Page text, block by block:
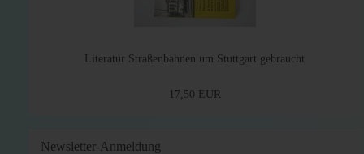
Literatur Straßenbahnen um Stuttgart gebraucht
17,50 EUR
Newsletter-Anmeldung